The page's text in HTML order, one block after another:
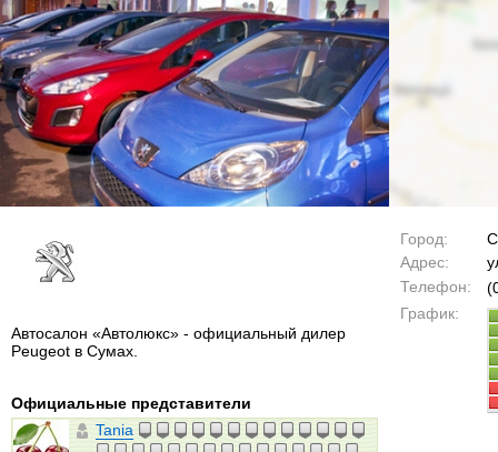
Город:
Адрес:
Телефон:
График:
Автосалон «Автолюкс» - официальный дилер
Peugeot в Сумах.
Официальные представители
Tania